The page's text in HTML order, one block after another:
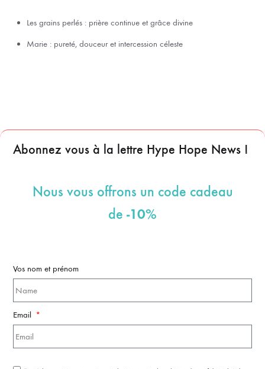
Les grains perlés : prière continue et grâce divine
Marie : pureté, douceur et intercession céleste
Abonnez vous à la lettre Hype Hope News !
Nous vous offrons un code cadeau
de -10%
Vos nom et prénom
Email